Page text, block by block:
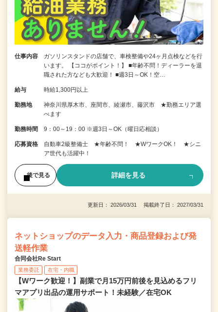
仕事内容
ガソリンスタンドの店舗で、車検整備や24ヶ月点検などを行
います。 【ココがポイント！】 ■年齢不問！ディーラーを退
職された方なども大歓迎！ ■週3日～OK！空…
給与 時給1,300円以上
勤務地
神奈川県厚木市、座間市、綾瀬市、藤沢市 ★勤務エリア選
べます
勤務時間 9：00～19：00 ※週3日～OK（曜日応相談）
応募資格
自動車2級整備士 ★年齢不問！ ★WワークOK！ ★シニ
ア世代も活躍中！
後で見る 詳細を見る
更新日： 2026/03/31 掲載終了日： 2027/03/31
ネットショップのデータ入力・商品登録および発
送軽作業
合同会社Re Start
業務委託 在宅・内職
【Wワーク歓迎！】副業で月15万円前後を見込めるフリ
マアプリ出品の運用サポート！未経験／在宅OK